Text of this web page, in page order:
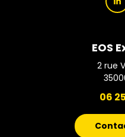
EOS
2 rue
06